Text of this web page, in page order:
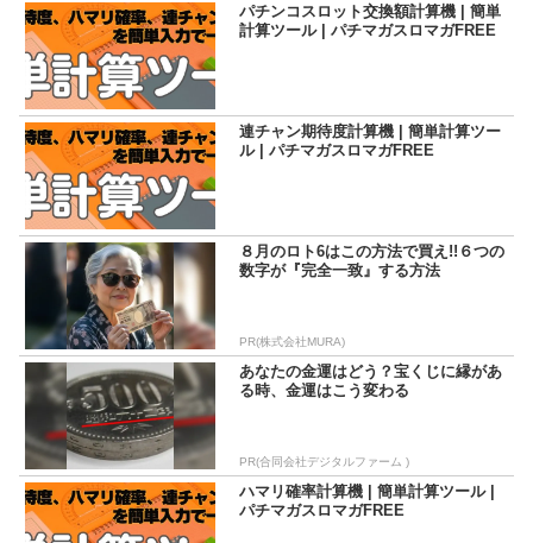
パチンコスロット交換額計算機 | 簡単
計算ツール | パチマガスロマガFREE
連チャン期待度計算機 | 簡単計算ツー
ル | パチマガスロマガFREE
８月のロト6はこの方法で買え!!６つの
数字が『完全一致』する方法
PR(株式会社MURA)
あなたの金運はどう？宝くじに縁があ
る時、金運はこう変わる
PR(合同会社デジタルファーム )
ハマリ確率計算機 | 簡単計算ツール |
パチマガスロマガFREE